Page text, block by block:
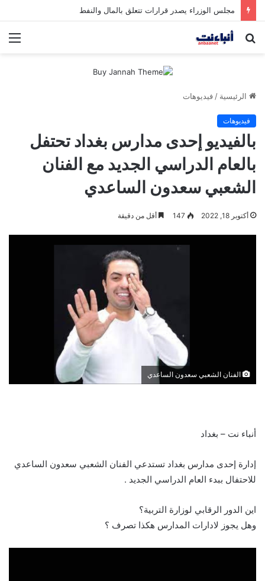
مجلس الوزراء يصدر قرارات تتعلق بالمال والنفط
بحث
الرئيسية / فيديوهات
فيديوهات
بالفيديو إحدى مدارس بغداد تحتفل
بالعام الدراسي الجديد مع الفنان
الشعبي سعدون الساعدي
أكتوبر 18, 2022 147 أقل من دقيقة
الفنان الشعبي سعدون الساعدي
أنباء نت – بغداد
إدارة إحدى مدارس بغداد تستدعي الفنان الشعبي سعدون الساعدي
للاحتفال ببدء العام الدراسي الجديد .
اين الدور الرقابي لوزارة التربية؟
وهل يجوز لادارات المدارس هكذا تصرف ؟